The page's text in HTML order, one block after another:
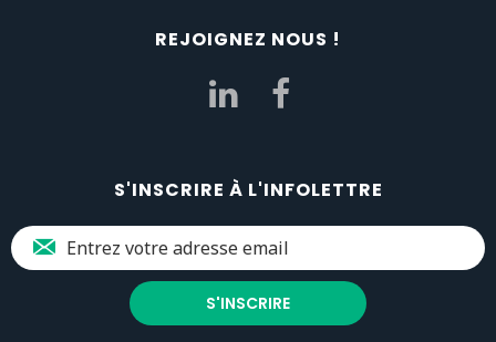
REJOIGNEZ NOUS !
S'INSCRIRE À L'INFOLETTRE